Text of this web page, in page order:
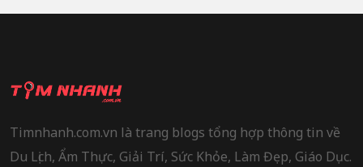
Timnhanh.com.vn là trang blogs tổng hợp thông tin về
Du Lịch, Ẩm Thực, Giải Trí, Sức Khỏe, Làm Đẹp, Giáo Dục.